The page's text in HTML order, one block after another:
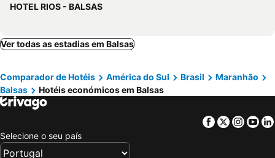
HOTEL RIOS - BALSAS
Ver todas as estadias em Balsas
Comparador de Hotéis América do Sul Brasil
Maranhão
Balsas
Hotéis económicos em Balsas
Facebook
Twitter
Selecione o seu país